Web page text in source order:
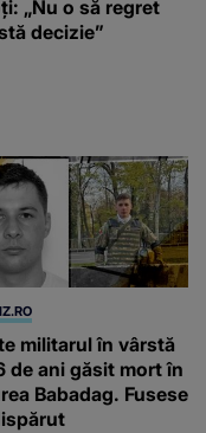
„Nu o să regret
decizie”
militarul în vârstă
de ani găsit mort în
Babadag. Fusese